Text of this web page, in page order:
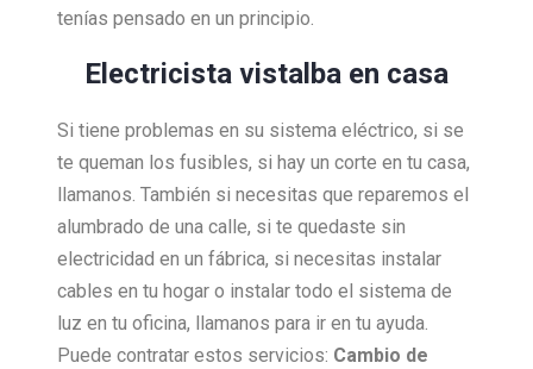
tenías pensado en un principio.
Electricista vistalba en casa
Si tiene problemas en su sistema eléctrico, si se
te queman los fusibles, si hay un corte en tu casa,
llamanos. También si necesitas que reparemos el
alumbrado de una calle, si te quedaste sin
electricidad en un fábrica, si necesitas instalar
cables en tu hogar o instalar todo el sistema de
luz en tu oficina, llamanos para ir en tu ayuda.
Puede contratar estos servicios: Cambio de